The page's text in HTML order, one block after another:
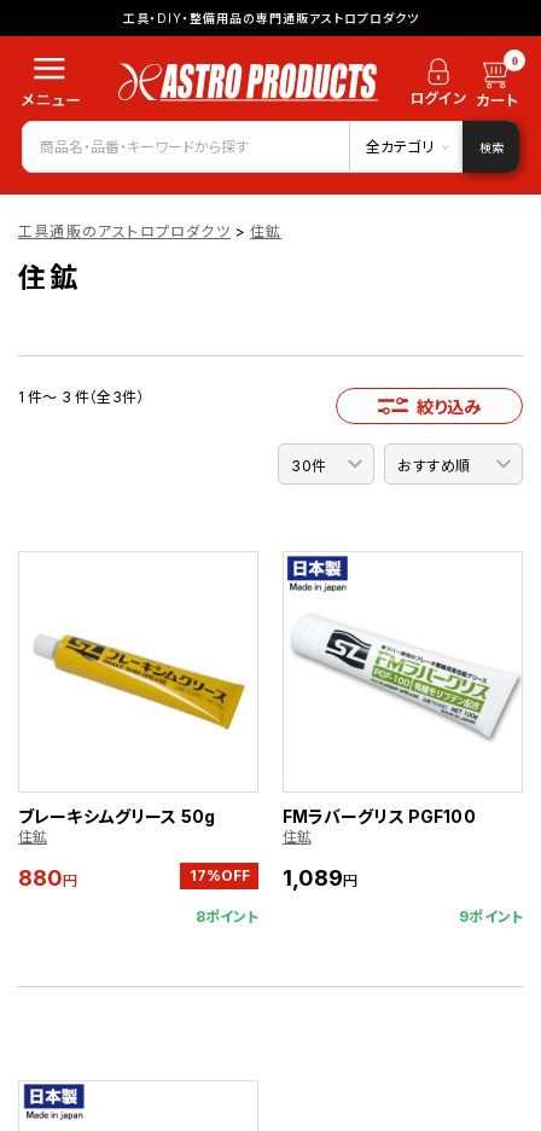
工具・DIY・整備用品の専門通販アストロプロダクツ
0
全カテゴリ 検索
工具通販のアストロプロダクツ > 住鉱
住鉱
1 件～ 3 件（全3件） 絞り込み
ブレーキシムグリース 50g
住鉱
880円 17%OFF
8ポイント
FMラバーグリス PGF100
住鉱
1,089円
9ポイント